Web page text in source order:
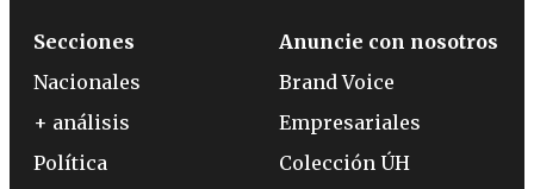
Secciones
Nacionales
+ análisis
Política
Anuncie con nosotros
Brand Voice
Empresariales
Colección ÚH